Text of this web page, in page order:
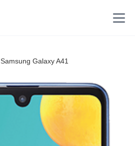
Samsung Galaxy A41